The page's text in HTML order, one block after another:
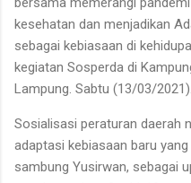
kesehatan dan menjadikan
sebagai kebiasaan di
kegiatan Sosperda di
Lampung. Sabtu (13/03/2021).
Sosialisasi peraturan daerah
adaptasi kebiasaan baru
sambung Yusirwan, sebagai